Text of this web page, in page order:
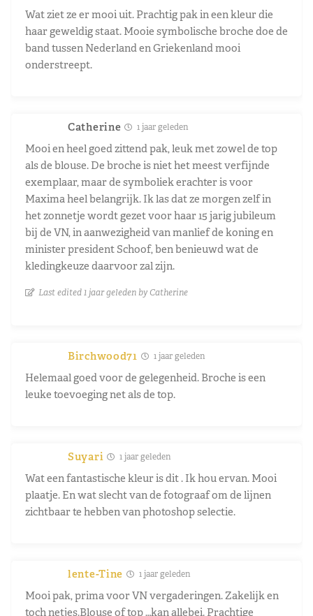
Wat ziet ze er mooi uit. Prachtig pak in een kleur die
haar geweldig staat. Mooie symbolische broche doe de
band tussen Nederland en Griekenland mooi
onderstreept.
Catherine 1 jaar geleden
Mooi en heel goed zittend pak, leuk met zowel de top
als de blouse. De broche is niet het meest verfijnde
exemplaar, maar de symboliek erachter is voor
Maxima heel belangrijk. Ik las dat ze morgen zelf in
het zonnetje wordt gezet voor haar 15 jarig jubileum
bij de VN, in aanwezigheid van manlief de koning en
minister president Schoof, ben benieuwd wat de
kledingkeuze daarvoor zal zijn.
Last edited 1 jaar geleden by Catherine
Birchwood71 1 jaar geleden
Helemaal goed voor de gelegenheid. Broche is een
leuke toevoeging net als de top.
Suyari 1 jaar geleden
Wat een fantastische kleur is dit . Ik hou ervan. Mooi
plaatje. En wat slecht van de fotograaf om de lijnen
zichtbaar te hebben van photoshop selectie.
lente-Tine 1 jaar geleden
Mooi pak, prima voor VN vergaderingen. Zakelijk en
toch netjes.Blouse of top …kan allebei. Prachtige